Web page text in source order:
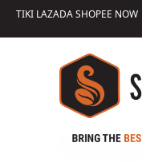
TIKI LAZADASHOPEE NOW